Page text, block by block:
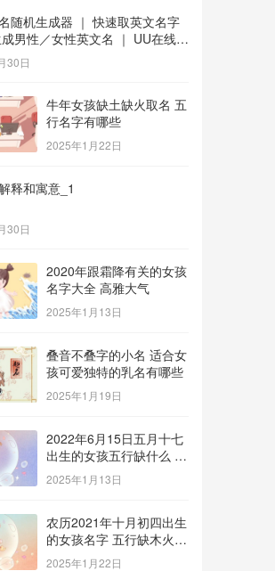
随机生成器 ｜ 快速取英文名字
成男性／女性英文名 ｜ UU在线工
30日
牛年女孩缺土缺火取名 五
行名字有哪些
2025年1月22日
释和寓意_1
30日
2020年跟霜降有关的女孩
名字大全 高雅大气
2025年1月13日
叠音不叠字的小名 适合女
孩可爱独特的乳名有哪些
2025年1月19日
2022年6月15日五月十七
出生的女孩五行缺什么 补
金的名字推荐
2025年1月13日
农历2021年十月初四出生
的女孩名字 五行缺木火八
字免费取名
2025年1月22日